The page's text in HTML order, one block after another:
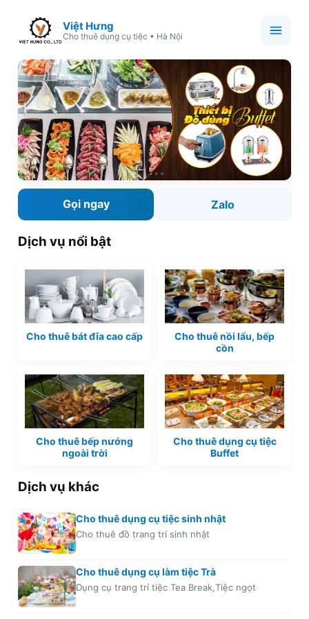
Việt Hưng
Cho thuê dụng cụ tiệc • Hà Nội
Gọi ngay Zalo
Dịch vụ nổi bật
Cho thuê bát đĩa cao cấp
Cho thuê nồi lẩu, bếp
cồn
Cho thuê bếp nướng
ngoài trời
Cho thuê dụng cụ tiệc
Buffet
Dịch vụ khác
Cho thuê dụng cụ tiệc sinh nhật
Cho thuê đồ trang trí sinh nhật
Cho thuê dụng cụ làm tiệc Trà
Dụng cụ trang trí tiệc Tea Break,Tiệc ngọt